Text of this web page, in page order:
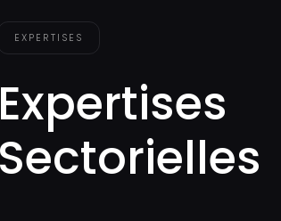
EXPERTISES
Expertises
Sectorielles